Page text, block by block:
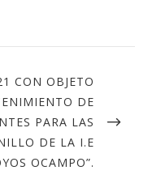
CON OBJETO
DE
PARA LAS
DE LA I.E
OCAMPO”.